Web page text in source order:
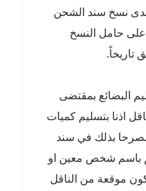
نسخ سند الشحن
على حامل النسخ
تاريخاً.
البضائع بمقتضى
اذنا بتسليم كميات
بذلك في سند
باسم شخص معين او
موقعة من الناقل